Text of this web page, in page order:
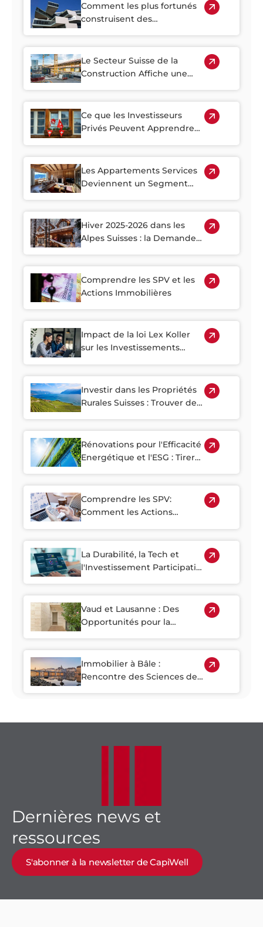
Comment les plus fortunés
construisent des
pourquoi l'immobilier joue
un rôle central
Le Secteur Suisse de la
Construction Affiche une
de l'Année 2026
Ce que les Investisseurs
Privés Peuvent Apprendre
Suisses
Les Appartements Services
Deviennent un Segment
Immobilier Alpin
Hiver 2025-2026 dans les
Alpes Suisses : la Demande
Explose
Comprendre les SPV et les
Actions Immobilières
Impact de la loi Lex Koller
sur les Investissements
Investir dans les Propriétés
Rurales Suisses : Trouver des
des Villes
Rénovations pour l'Efficacité
Energétique et l'ESG : Tirer
Immobilier Ancien de la
Suisse
Comprendre les SPV:
Comment les Actions
Immobilier plus Accessible
La Durabilité, la Tech et
l'Investissement Participatif
Vaud et Lausanne : Des
Opportunités pour la
Immobilier à Bâle :
Rencontre des Sciences de
Dernières news et
ressources
S'abonner à la newsletter de CapiWell